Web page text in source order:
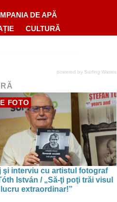
DE APĂ
CULTURĂ
powered by Surfing Waves
FOTO
şi interviu cu artistul fotograf
István / „Să-ţi poţi trăi visul
extraordinar!”